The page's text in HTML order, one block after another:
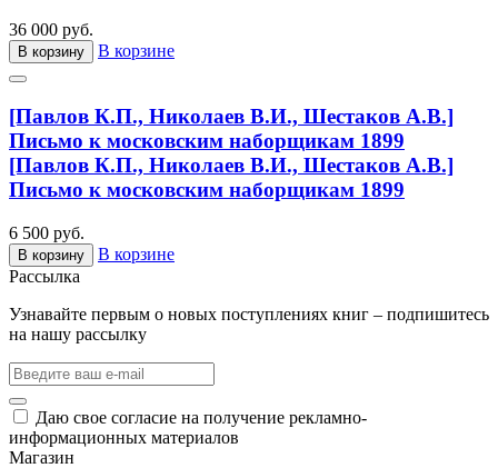
36 000 руб.
В корзину В корзине
[Павлов К.П., Николаев В.И., Шестаков А.В.]
Письмо к московским наборщикам 1899
[Павлов К.П., Николаев В.И., Шестаков А.В.]
Письмо к московским наборщикам 1899
6 500 руб.
В корзину
В корзине
Рассылка
Узнавайте первым о новых поступлениях книг – подпишитесь
на нашу рассылку
Даю свое согласие на получение рекламно-
информационных материалов
Магазин